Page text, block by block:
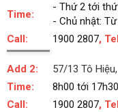
Time:
- Thứ 2 tới
- Chủ nhật:
Call:
1900 2807,
Add 2:
57/13 Tô
Time:
8h00 tới
Call:
1900 2807,